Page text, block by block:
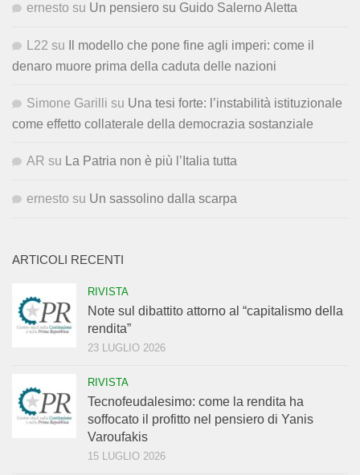
ernesto su Un pensiero su Guido Salerno Aletta
L22 su
Il modello che pone fine agli imperi: come il
denaro muore prima della caduta delle nazioni
Simone Garilli su Una tesi forte: l’instabilità istituzionale
come effetto collaterale della democrazia sostanziale
AR su La Patria non è più l’Italia tutta
ernesto su Un sassolino dalla scarpa
ARTICOLI RECENTI
RIVISTA
Note sul dibattito attorno al “capitalismo della
rendita”
23 LUGLIO 2026
RIVISTA
Tecnofeudalesimo: come la rendita ha
soffocato il profitto nel pensiero di Yanis
Varoufakis
15 LUGLIO 2026